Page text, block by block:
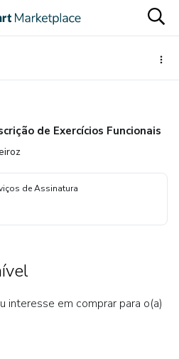
de Exercícios Funcionais
de Assinatura
interesse em comprar para o(a)